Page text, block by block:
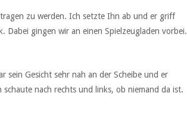
zu werden. Ich setzte Ihn ab und er griff
Dabei gingen wir an einen Spielzeugladen vorbei.
sein Gesicht sehr nah an der Scheibe und er
nach rechts und links, ob niemand da ist.